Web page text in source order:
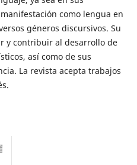
como lengua en
géneros discursivos. Su
y contribuir al desarrollo de
así como de sus
La revista acepta trabajos